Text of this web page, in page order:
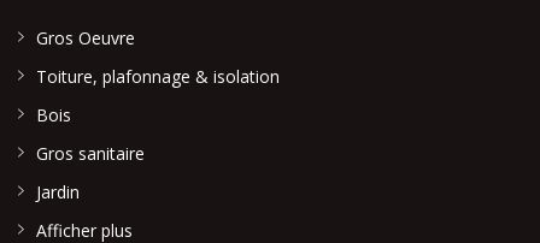
Gros Oeuvre
Toiture, plafonnage & isolation
Bois
Gros sanitaire
Jardin
Afficher plus